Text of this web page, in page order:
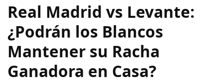
Real Madrid vs Levante:
¿Podrán los Blancos
Mantener su Racha
Ganadora en Casa?